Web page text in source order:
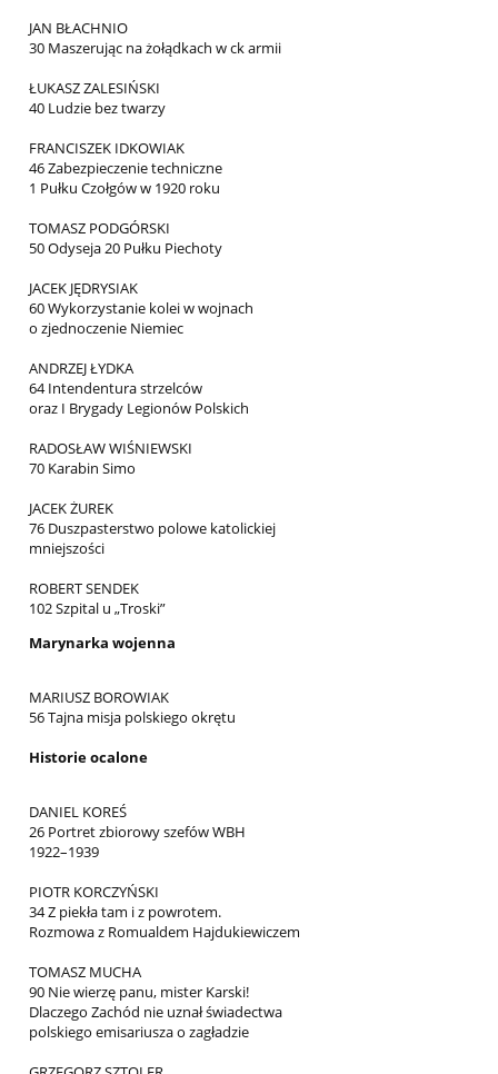
JAN BŁACHNIO
30 Maszerując na żołądkach w ck armii
ŁUKASZ ZALESIŃSKI
40 Ludzie bez twarzy
FRANCISZEK IDKOWIAK
46 Zabezpieczenie techniczne
1 Pułku Czołgów w 1920 roku
TOMASZ PODGÓRSKI
50 Odyseja 20 Pułku Piechoty
JACEK JĘDRYSIAK
60 Wykorzystanie kolei w wojnach
o zjednoczenie Niemiec
ANDRZEJ ŁYDKA
64 Intendentura strzelców
oraz I Brygady Legionów Polskich
RADOSŁAW WIŚNIEWSKI
70 Karabin Simo
JACEK ŻUREK
76 Duszpasterstwo polowe katolickiej
mniejszości
ROBERT SENDEK
102 Szpital u „Troski”
Marynarka wojenna
MARIUSZ BOROWIAK
56 Tajna misja polskiego okrętu
Historie ocalone
DANIEL KOREŚ
26 Portret zbiorowy szefów WBH
1922–1939
PIOTR KORCZYŃSKI
34 Z piekła tam i z powrotem.
Rozmowa z Romualdem Hajdukiewiczem
TOMASZ MUCHA
90 Nie wierzę panu, mister Karski!
Dlaczego Zachód nie uznał świadectwa
polskiego emisariusza o zagładzie